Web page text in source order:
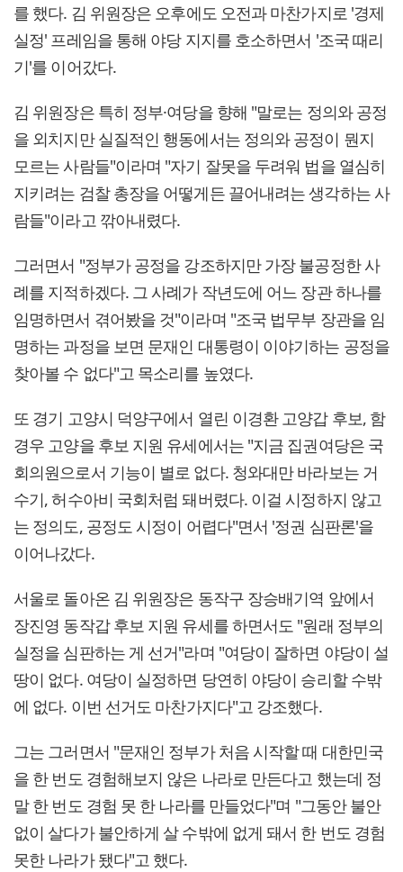
를 했다. 김 위원장은 오후에도 오전과 마찬가지로 '경제
실정' 프레임을 통해 야당 지지를 호소하면서 '조국 때리
기'를 이어갔다.
김 위원장은 특히 정부·여당을 향해 "말로는 정의와 공정
을 외치지만 실질적인 행동에서는 정의와 공정이 뭔지
모르는 사람들"이라며 "자기 잘못을 두려워 법을 열심히
지키려는 검찰 총장을 어떻게든 끌어내려는 생각하는 사
람들"이라고 깎아내렸다.
그러면서 "정부가 공정을 강조하지만 가장 불공정한 사
례를 지적하겠다. 그 사례가 작년도에 어느 장관 하나를
임명하면서 겪어봤을 것"이라며 "조국 법무부 장관을 임
명하는 과정을 보면 문재인 대통령이 이야기하는 공정을
찾아볼 수 없다"고 목소리를 높였다.
또 경기 고양시 덕양구에서 열린 이경환 고양갑 후보, 함
경우 고양을 후보 지원 유세에서는 "지금 집권여당은 국
회의원으로서 기능이 별로 없다. 청와대만 바라보는 거
수기, 허수아비 국회처럼 돼버렸다. 이걸 시정하지 않고
는 정의도, 공정도 시정이 어렵다"면서 '정권 심판론'을
이어나갔다.
서울로 돌아온 김 위원장은 동작구 장승배기역 앞에서
장진영 동작갑 후보 지원 유세를 하면서도 "원래 정부의
실정을 심판하는 게 선거"라며 "여당이 잘하면 야당이 설
땅이 없다. 여당이 실정하면 당연히 야당이 승리할 수밖
에 없다. 이번 선거도 마찬가지다"고 강조했다.
그는 그러면서 "문재인 정부가 처음 시작할 때 대한민국
을 한 번도 경험해보지 않은 나라로 만든다고 했는데 정
말 한 번도 경험 못 한 나라를 만들었다"며 "그동안 불안
없이 살다가 불안하게 살 수밖에 없게 돼서 한 번도 경험
못한 나라가 됐다"고 했다.